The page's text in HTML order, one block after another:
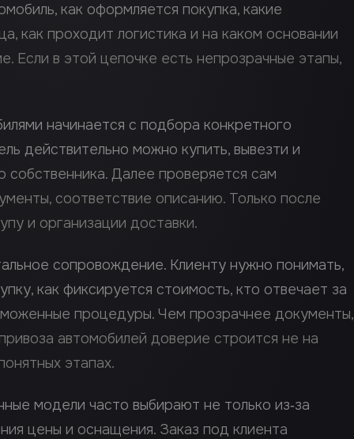
как оформляется покупка, какие
как проходит логистика и на каком основании
Если в этой цепочке есть непрозрачные этапы,
начинается с подбора конкретного
действительно можно купить, вывезти и
Далее проверяется сам
соответствие описанию. Только после
и организации доставки.
сопровождение. Клиенту нужно понимать,
как фиксируется стоимость, кто отвечает за
процедуры. Чем прозрачнее документы,
автомобилей доверие строится не на
этапах.
модели часто выбирают не только из‑за
цены и оснащения. Заказ под клиента